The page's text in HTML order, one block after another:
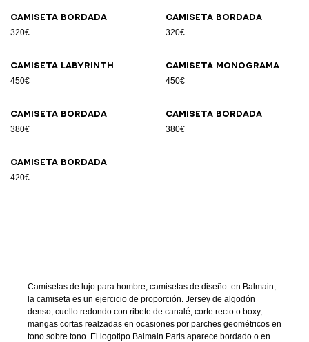
Camiseta bordada
320€
Camiseta bordada
320€
Camiseta Labyrinth
450€
Camiseta Monograma
450€
Camiseta bordada
380€
Camiseta bordada
380€
Camiseta bordada
420€
Camisetas de lujo para hombre, camisetas de diseño: en Balmain,
la camiseta es un ejercicio de proporción. Jersey de algodón
denso, cuello redondo con ribete de canalé, corte recto o boxy,
mangas cortas realzadas en ocasiones por parches geométricos en
tono sobre tono. El logotipo Balmain Paris aparece bordado o en